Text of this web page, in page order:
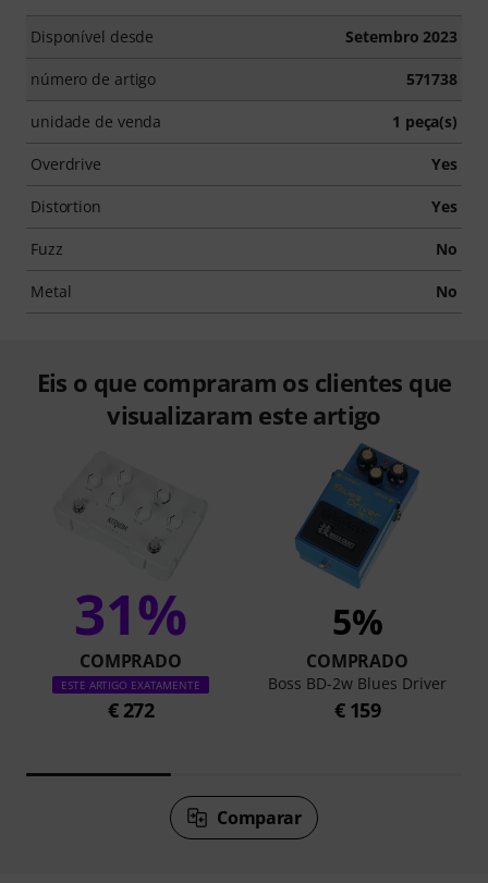
Disponível desde Setembro 2023
número de artigo 571738
unidade de venda 1 peça(s)
Overdrive Yes
Distortion Yes
Fuzz No
Metal No
Eis o que compraram os clientes que
visualizaram este artigo
31%
COMPRADO
ESTE ARTIGO EXATAMENTE
€ 272
5%
COMPRADO
Boss BD-2w Blues Driver
€ 159
Comparar